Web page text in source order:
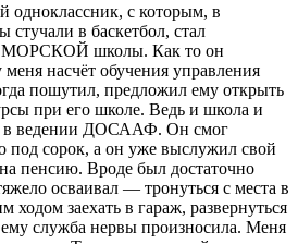
одноклассник, с которым, в
в баскетбол, стал
МОРСКОЙ школы. Как то он
меня насчёт обучения управления
пошутил, предложил ему открыть
при его школе. Ведь и школа и
в ведении ДОСААФ. Он смог
под сорок, а он уже выслужил свой
пенсию. Вроде был достаточно
осваивал — тронуться с места в
ходом заехать в гараж, развернуться
служба нервы произносила. Меня